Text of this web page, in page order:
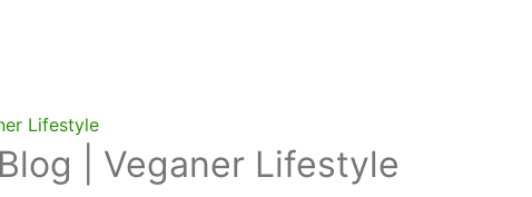
| Veganer Lifestyle